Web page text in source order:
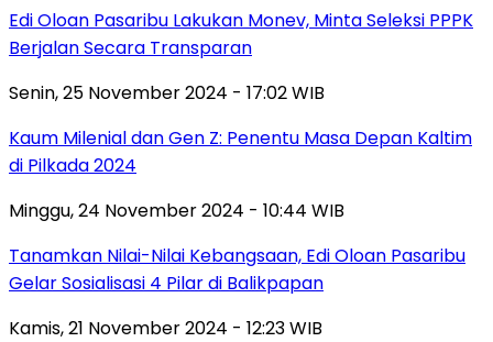
Edi Oloan Pasaribu Lakukan Monev, Minta Seleksi PPPK
Berjalan Secara Transparan
Senin, 25 November 2024 - 17:02 WIB
Kaum Milenial dan Gen Z: Penentu Masa Depan Kaltim
di Pilkada 2024
Minggu, 24 November 2024 - 10:44 WIB
Tanamkan Nilai-Nilai Kebangsaan, Edi Oloan Pasaribu
Gelar Sosialisasi 4 Pilar di Balikpapan
Kamis, 21 November 2024 - 12:23 WIB